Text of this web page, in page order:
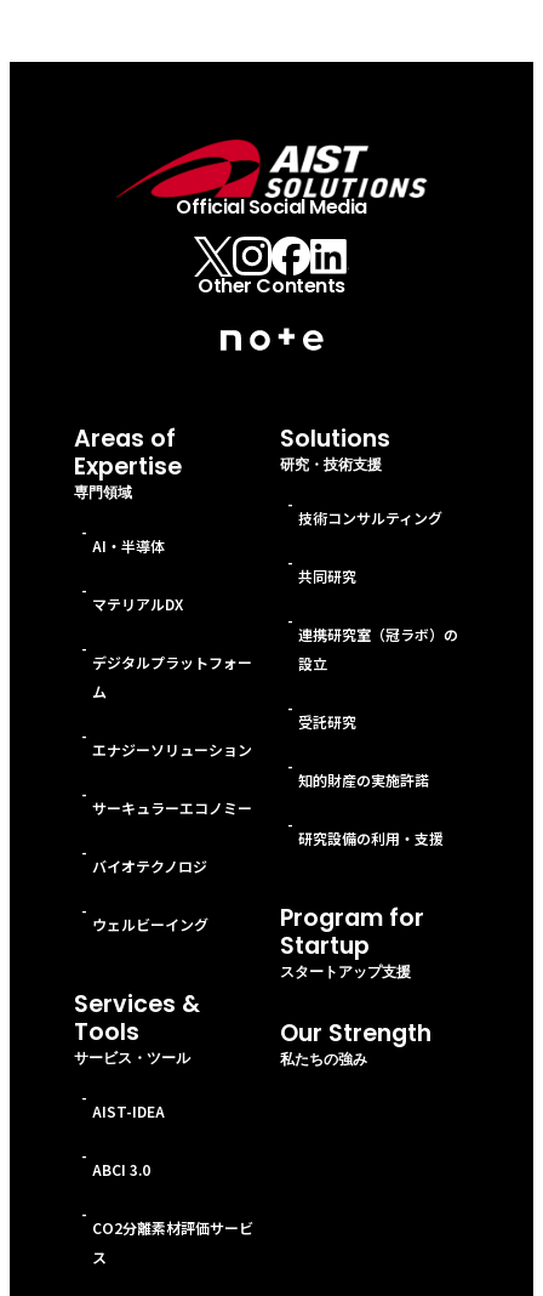
Official Social Media
Other Contents
Areas of
Expertise
専門領域
-
AI・半導体
-
マテリアルDX
-
デジタルプラットフォー
ム
-
エナジーソリューション
-
サーキュラーエコノミー
-
バイオテクノロジ
-
ウェルビーイング
Services &
Tools
サービス・ツール
-
AIST-IDEA
-
ABCI 3.0
-
CO2分離素材評価サービ
ス
Solutions
研究・技術支援
-
技術コンサルティング
-
共同研究
-
連携研究室（冠ラボ）の
設立
-
受託研究
-
知的財産の実施許諾
-
研究設備の利用・支援
Program for
Startup
スタートアップ支援
Our Strength
私たちの強み